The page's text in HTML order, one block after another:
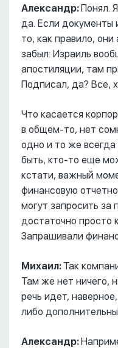
Александр:Понял.
да. Если документы
то, как правило,
забыл: Израиль
апостиляции, там
Подписал, да? Все,
Что касается
в общем-то, нет
одно и то же
быть, кто-то еще
кстати, важный
финансовую
могут запросить
достаточно просто
Запрашивали
Михаил: Так
Там же нет ничего,
речь идет,
либо
Александр: